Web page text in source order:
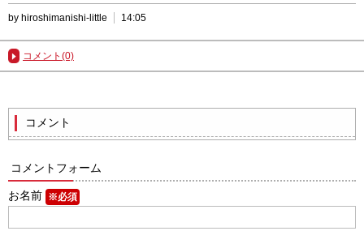
by hiroshimanishi-little 14:05
コメント(0)
コメント
コメントフォーム
お名前 ※必須